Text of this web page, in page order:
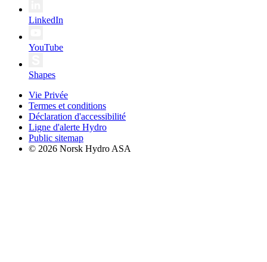
LinkedIn
YouTube
Shapes
Vie Privée
Termes et conditions
Déclaration d'accessibilité
Ligne d'alerte Hydro
Public sitemap
© 2026 Norsk Hydro ASA